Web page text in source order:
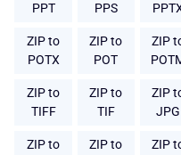
PPT
PPS
ZIP to
POTX
ZIP to
POT
ZIP
ZIP to
TIFF
ZIP to
TIF
ZIP
JPG
ZIP to
ZIP to
ZIP